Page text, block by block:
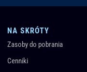
NA SKRÓTY
Zasoby do pobrania
Cenniki